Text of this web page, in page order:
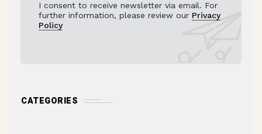
I consent to receive newsletter via email. For
further information, please review our Privacy
Policy
CATEGORIES